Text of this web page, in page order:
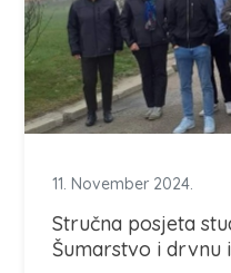
11. November 2024.
Stručna posjeta
Šumarstvo i drvnu